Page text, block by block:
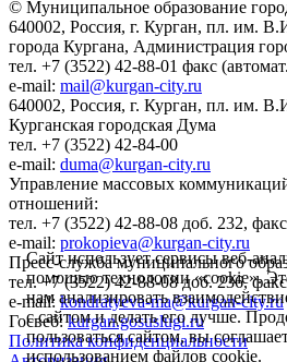
© Муниципальное образование
640002, Россия, г. Курган, пл. им.
города Кургана, Администрация
тел. +7 (3522) 42-88-01 факс
e-mail: mail@kurgan-city.ru
640002, Россия, г. Курган, пл. им.
Курганская городская Дума
тел. +7 (3522) 42-84-00
e-mail: duma@kurgan-city.ru
Управление массовых
отношений:
тел. +7 (3522) 42-88-08 доб. 232,
e-mail: prokopieva@kurgan-city.ru
Пресс-служба муниципального
тел. +7 (3522) 42-88-08 доб. 236,
e-mail:kondratyeva-ma@kurgan-city.ru
Госвеб:kurgan.gosuslugi.ru
Политика конфиденциальности
Сайт использует сервисы веб-
помощью технологии «cookie».
нам анализировать
с сайтом и делать его лучше.
пользоваться сайтом, вы
использованием файлов cookie.